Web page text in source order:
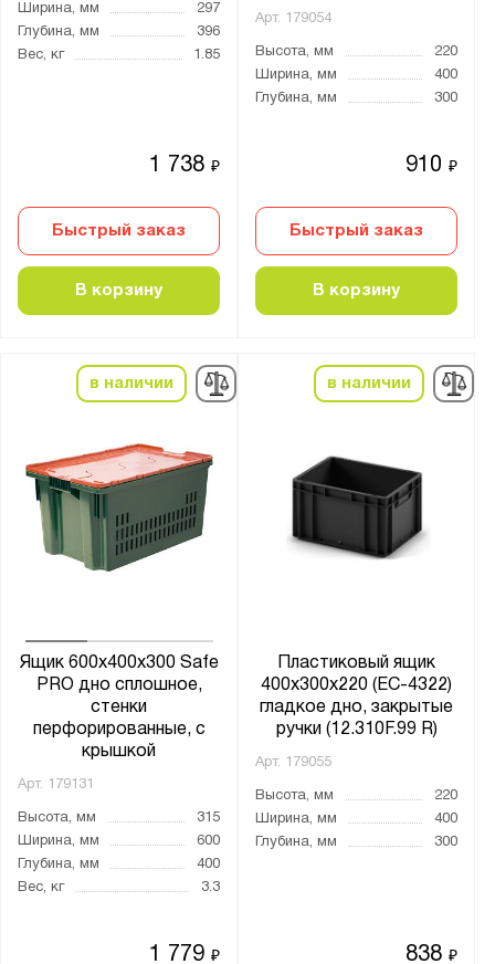
Ширина, мм
297
Глубина, мм
396
Вес, кг
1.85
1 738₽
Быстрый заказ
В корзину
Арт. 179054
Высота, мм
220
Ширина, мм
400
Глубина, мм
300
910₽
Быстрый заказ
В корзину
в наличии
Ящик 600х400х300 Safe
PRO дно сплошное,
стенки
перфорированные, с
крышкой
Арт. 179131
Высота, мм
315
Ширина, мм
600
Глубина, мм
400
Вес, кг
3.3
1 779₽
в наличии
Пластиковый ящик
400х300х220 (ЕС-4322)
гладкое дно, закрытые
ручки (12.310F.99 R)
Арт. 179055
Высота, мм
220
Ширина, мм
400
Глубина, мм
300
838₽